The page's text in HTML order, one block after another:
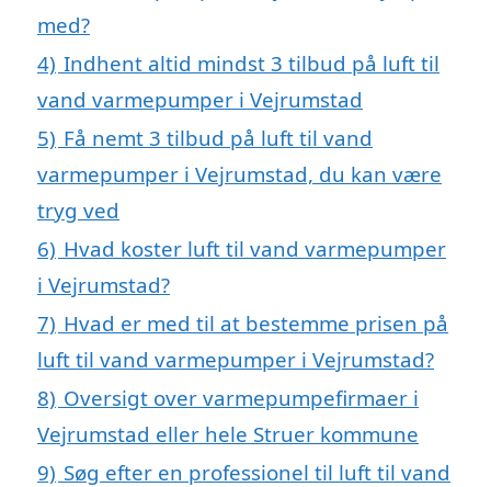
med?
4) Indhent altid mindst 3 tilbud på luft til
vand varmepumper i Vejrumstad
5) Få nemt 3 tilbud på luft til vand
varmepumper i Vejrumstad, du kan være
tryg ved
6) Hvad koster luft til vand varmepumper
i Vejrumstad?
7) Hvad er med til at bestemme prisen på
luft til vand varmepumper i Vejrumstad?
8) Oversigt over varmepumpefirmaer i
Vejrumstad eller hele Struer kommune
9) Søg efter en professionel til luft til vand